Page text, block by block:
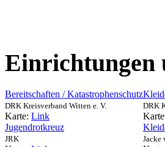
Einrichtungen
Bereitschaften / Katastrophenschutz
DRK Kreisverband Witten e. V.
Karte: Link
DRK
Jugendrotkreuz
JRK Jacke